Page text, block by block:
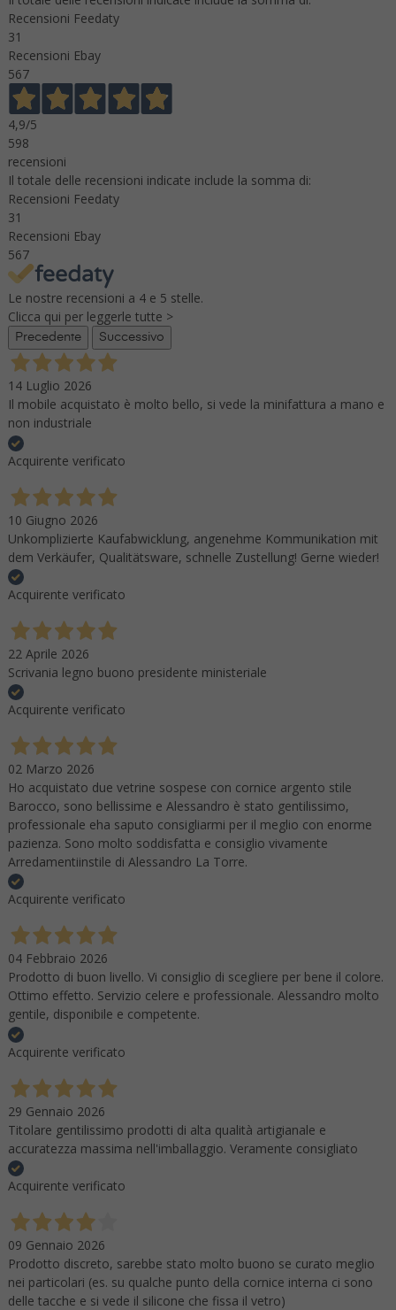
Recensioni Feedaty
31
Recensioni Ebay
567
4,9/5
598
recensioni
Il totale delle recensioni indicate include la somma di:
Recensioni Feedaty
31
Recensioni Ebay
567
Le nostre recensioni a 4 e 5 stelle.
Clicca qui per leggerle tutte >
Precedente Successivo
14 Luglio 2026
Il mobile acquistato è molto bello, si vede la minifattura a mano e
non industriale
Acquirente verificato
10 Giugno 2026
Unkomplizierte Kaufabwicklung, angenehme Kommunikation mit
dem Verkäufer, Qualitätsware, schnelle Zustellung! Gerne wieder!
Acquirente verificato
22 Aprile 2026
Scrivania legno buono presidente ministeriale
Acquirente verificato
02 Marzo 2026
Ho acquistato due vetrine sospese con cornice argento stile
Barocco, sono bellissime e Alessandro è stato gentilissimo,
professionale eha saputo consigliarmi per il meglio con enorme
pazienza. Sono molto soddisfatta e consiglio vivamente
Arredamentiinstile di Alessandro La Torre.
Acquirente verificato
04 Febbraio 2026
Prodotto di buon livello. Vi consiglio di scegliere per bene il colore.
Ottimo effetto. Servizio celere e professionale. Alessandro molto
gentile, disponibile e competente.
Acquirente verificato
29 Gennaio 2026
Titolare gentilissimo prodotti di alta qualità artigianale e
accuratezza massima nell'imballaggio. Veramente consigliato
Acquirente verificato
09 Gennaio 2026
Prodotto discreto, sarebbe stato molto buono se curato meglio
nei particolari (es. su qualche punto della cornice interna ci sono
delle tacche e si vede il silicone che fissa il vetro)